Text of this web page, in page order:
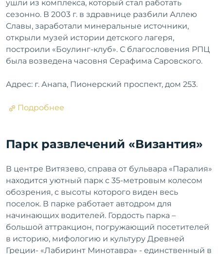
ушли из комплекса, который стал работать
сезонно. В 2003 г. в здравнице разбили Аллею
Славы, заработали минеральные источники,
открыли музей истории детского лагеря,
построили «Боулинг-клуб». С благословения РПЦ
была возведена часовня Серафима Саровского.
Адрес: г. Анапа, Пионерский проспект, дом 253.
Подробнее
Парк развлечений «Византия»
В центре Витязево, справа от бульвара «Паралия»
находится уютный парк с 35-метровым колесом
обозрения, с высоты которого виден весь
поселок. В парке работает автодром для
начинающих водителей. Гордость парка –
большой аттракцион, погружающий посетителей
в историю, мифологию и культуру Древней
Греции- «Лабиринт Минотавра» - единственный в